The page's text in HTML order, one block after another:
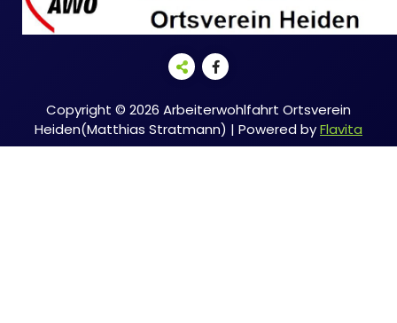
Copyright © 2026 Arbeiterwohlfahrt Ortsverein
Heiden(Matthias Stratmann) | Powered byFlavita